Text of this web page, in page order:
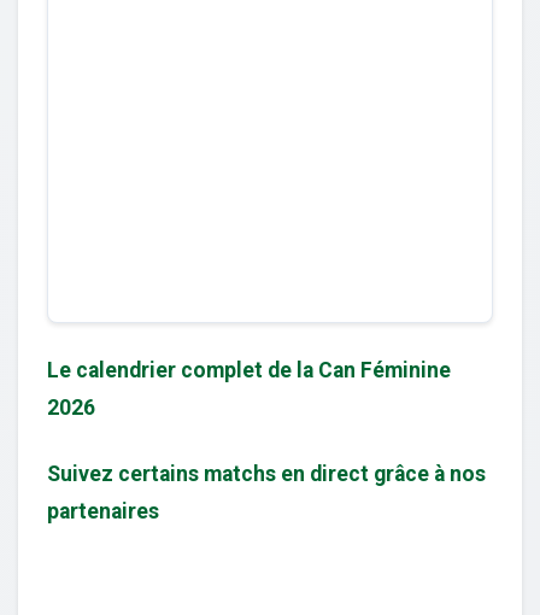
Le calendrier complet de la Can Féminine
2026
Suivez certains matchs en direct grâce à nos
partenaires